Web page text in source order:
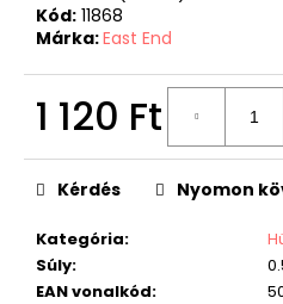
Kód: 11868
Márka:East End
1 120 Ft
Kategória:
Súly:
EAN vonalkód:
Kérdés Nyomon